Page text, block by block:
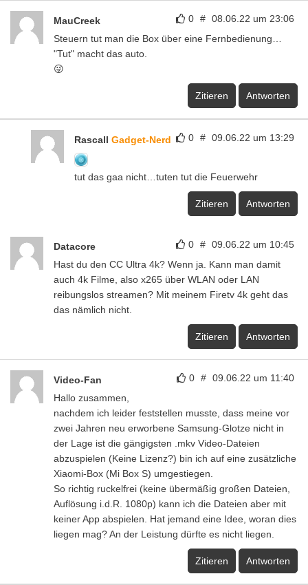
0 # 08.06.22 um 23:06
MauCreek
Steuern tut man die Box über eine Fernbedienung…
"Tut" macht das auto.
😜
Zitieren Antworten
0 # 09.06.22 um 13:29
Rascall Gadget-Nerd
tut das gaa nicht…tuten tut die Feuerwehr
Zitieren Antworten
0 # 09.06.22 um 10:45
Datacore
Hast du den CC Ultra 4k? Wenn ja. Kann man damit
auch 4k Filme, also x265 über WLAN oder LAN
reibungslos streamen? Mit meinem Firetv 4k geht das
das nämlich nicht.
Zitieren Antworten
0 # 09.06.22 um 11:40
Video-Fan
Hallo zusammen,
nachdem ich leider feststellen musste, dass meine vor
zwei Jahren neu erworbene Samsung-Glotze nicht in
der Lage ist die gängigsten .mkv Video-Dateien
abzuspielen (Keine Lizenz?) bin ich auf eine zusätzliche
Xiaomi-Box (Mi Box S) umgestiegen.
So richtig ruckelfrei (keine übermäßig großen Dateien,
Auflösung i.d.R. 1080p) kann ich die Dateien aber mit
keiner App abspielen. Hat jemand eine Idee, woran dies
liegen mag? An der Leistung dürfte es nicht liegen.
Zitieren Antworten